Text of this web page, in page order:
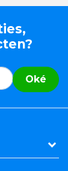
Oké